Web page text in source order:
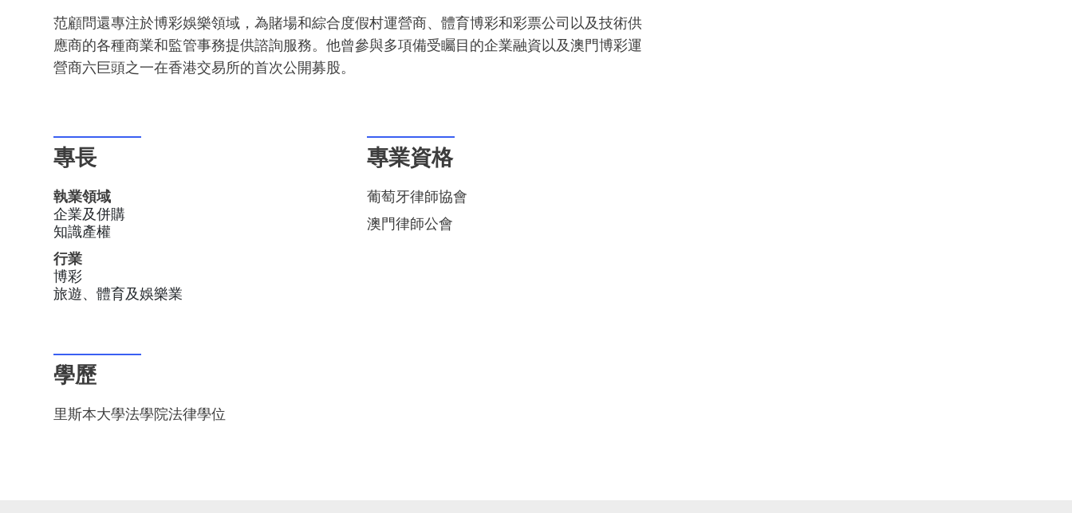
范顧問還專注於博彩娛樂領域，為賭場和綜合度假村運營商、體育博彩和彩票公司以及技術供
應商的各種商業和監管事務提供諮詢服務。他曾參與多項備受矚目的企業融資以及澳門博彩運
營商六巨頭之一在香港交易所的首次公開募股。
專長
執業領域
企業及併購
知識產權
行業
博彩
旅遊、體育及娛樂業
專業資格
葡萄牙律師協會
澳門律師公會
學歷
里斯本大學法學院法律學位